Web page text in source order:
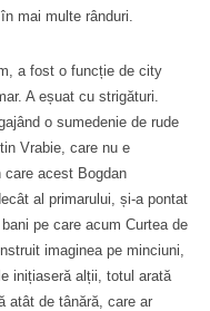
mai multe rânduri.
a fost o funcție de city
A eșuat cu strigături.
o sumedenie de rude
Vrabie, care nu e
acest Bogdan
al primarului, și-a pontat
pe care acum Curtea de
imaginea pe minciuni,
inițiaseră alții, totul arată
atât de tânără, care ar